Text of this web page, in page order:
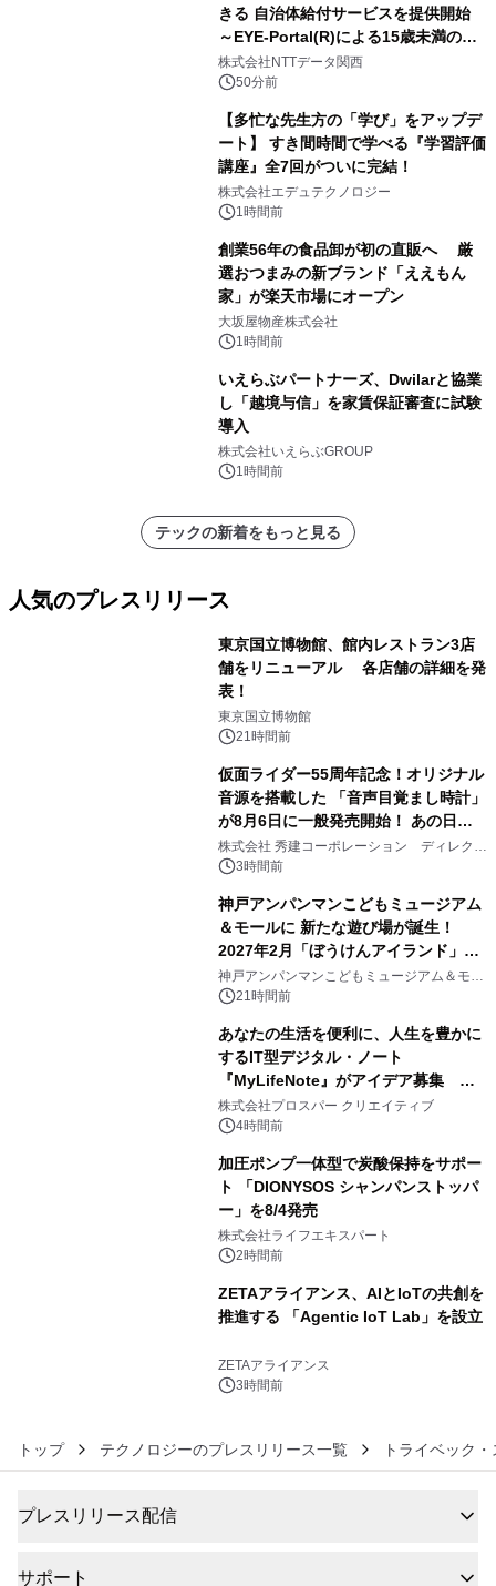
きる 自治体給付サービスを提供開始
～EYE-Portal(R)による15歳未満の本
人認証と デジタルデバイド対策で実現
～
株式会社NTTデータ関西
50分前
【多忙な先生方の「学び」をアップデ
ート】 すき間時間で学べる『学習評価
講座』全7回がついに完結！
株式会社エデュテクノロジー
1時間前
創業56年の食品卸が初の直販へ 厳
選おつまみの新ブランド「ええもん
家」が楽天市場にオープン
大坂屋物産株式会社
1時間前
いえらぶパートナーズ、Dwilarと協業
し「越境与信」を家賃保証審査に試験
導入
株式会社いえらぶGROUP
1時間前
テックの新着をもっと見る
人気のプレスリリース
東京国立博物館、館内レストラン3店
舗をリニューアル 各店舗の詳細を発
表！
東京国立博物館
21時間前
仮面ライダー55周年記念！オリジナル
音源を搭載した 「音声目覚まし時計」
が8月6日に一般発売開始！ あの日の
大興奮が今甦る
株式会社 秀建コーポレーション ディレクト
アートギャラリー
3時間前
神戸アンパンマンこどもミュージアム
＆モールに 新たな遊び場が誕生！
2027年2月「ぼうけんアイランド」が
オープン
神戸アンパンマンこどもミュージアム＆モー
ル 21時間前
あなたの生活を便利に、人生を豊かに
するIT型デジタル・ノート
『MyLifeNote』がアイデア募集 優
秀賞100名に1年間無償試用
株式会社プロスパー クリエイティブ
4時間前
加圧ポンプ一体型で炭酸保持をサポー
ト 「DIONYSOS シャンパンストッパ
ー」を8/4発売
株式会社ライフエキスパート
2時間前
ZETAアライアンス、AIとIoTの共創を
推進する 「Agentic IoT Lab」を設立
ZETAアライアンス
3時間前
トップ テクノロジーのプレスリリース一覧 トライベック
プレスリリース配信
サポート